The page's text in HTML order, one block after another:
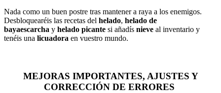
Nada como un buen postre tras mantener a raya a los enemigos.
Desbloquearéis las recetas del helado, helado de
bayaescarcha y helado picante si añadís nieve al inventario y
tenéis una licuadora en vuestro mundo.
MEJORAS IMPORTANTES, AJUSTES Y
CORRECCIÓN DE ERRORES